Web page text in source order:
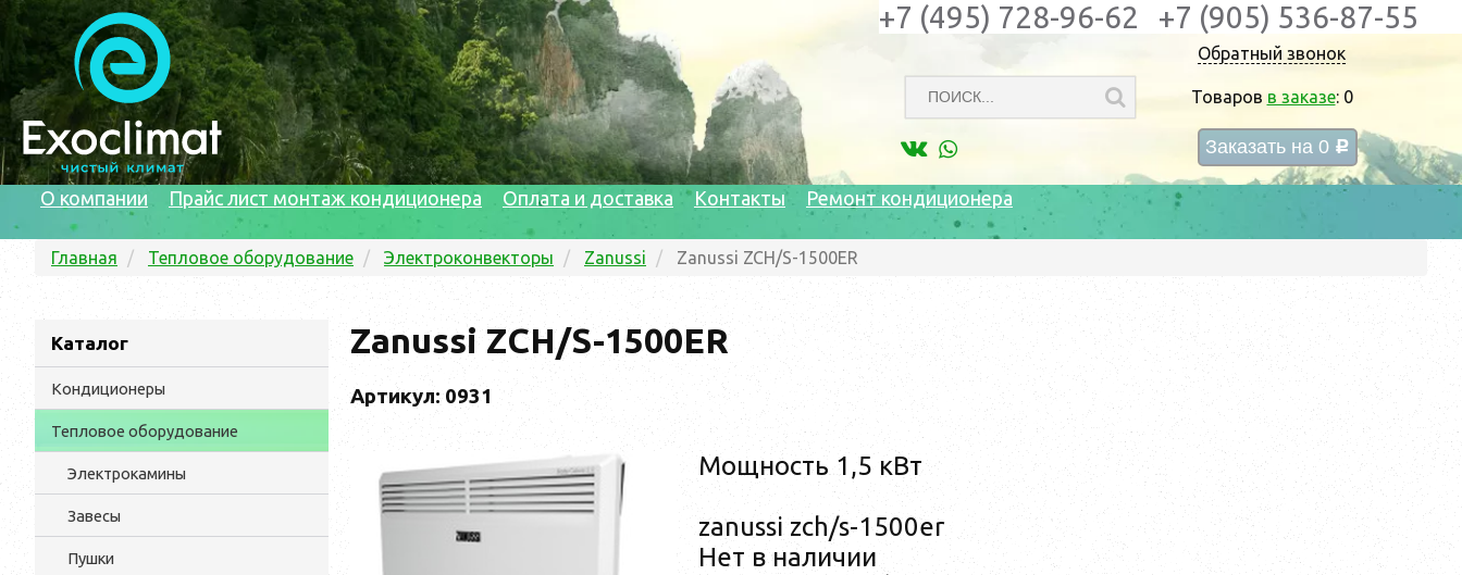
Обратный звонок
Товаров в заказе: 0
Заказать на 0 c
+7 (495) 728-96-62 +7 (905) 536-87-55
О компании Прайс лист монтаж кондиционера Оплата и доставка Контакты Ремонт кондиционера
Главная Тепловое оборудование Электроконвекторы Zanussi Zanussi ZCH/S-1500ER
Каталог
Кондиционеры
Тепловое оборудование
Электрокамины
Завесы
Пушки
Zanussi ZCH/S-1500ER
Артикул: 0931
Мощность 1,5 кВт
zanussi zch/s-1500er
Нет в наличии